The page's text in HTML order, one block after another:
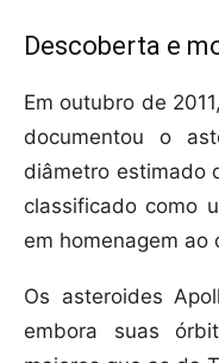
Descoberta e
Em outubro de
documentou o
diâmetro estimado
classificado como
em homenagem ao
Os asteroides
embora suas